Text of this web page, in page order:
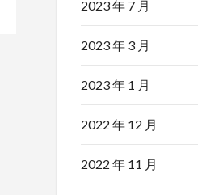
2023 年 7 月
2023 年 3 月
2023 年 1 月
2022 年 12 月
2022 年 11 月